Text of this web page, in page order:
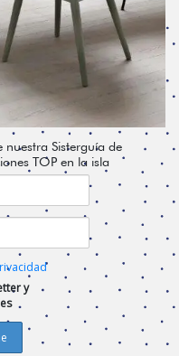
nuestra Sisterguía de
TOP en la isla
y